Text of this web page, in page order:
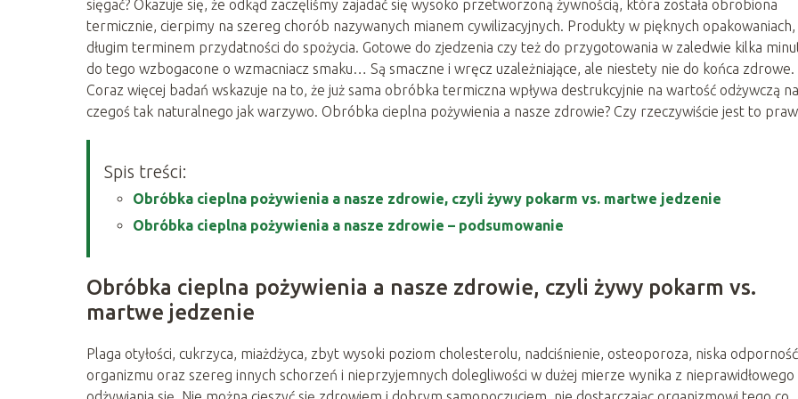
sięgać? Okazuje się, że odkąd zaczęliśmy zajadać się wysoko przetworzoną żywnością, która została obrobiona
termicznie, cierpimy na szereg chorób nazywanych mianem cywilizacyjnych. Produkty w pięknych opakowaniach,
długim terminem przydatności do spożycia. Gotowe do zjedzenia czy też do przygotowania w zaledwie kilka
do tego wzbogacone o wzmacniacz smaku… Są smaczne i wręcz uzależniające, ale niestety nie do końca zdrowe.
Coraz więcej badań wskazuje na to, że już sama obróbka termiczna wpływa destrukcyjnie na wartość odżywczą
czegoś tak naturalnego jak warzywo. Obróbka cieplna pożywienia a nasze zdrowie? Czy rzeczywiście jest to
Spis treści:
Obróbka cieplna pożywienia a nasze zdrowie, czyli żywy pokarm vs. martwe jedzenie
Obróbka cieplna pożywienia a nasze zdrowie – podsumowanie
Obróbka cieplna pożywienia a nasze zdrowie, czyli żywy pokarm vs.
martwe jedzenie
Plaga otyłości, cukrzyca, miażdżyca, zbyt wysoki poziom cholesterolu, nadciśnienie, osteoporoza, niska odporność
organizmu oraz szereg innych schorzeń i nieprzyjemnych dolegliwości w dużej mierze wynika z nieprawidłowego